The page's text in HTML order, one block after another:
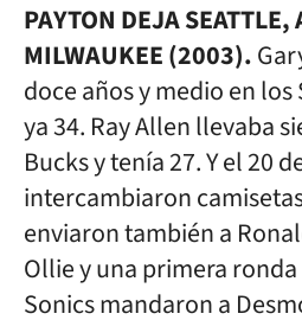
PAYTON DEJA SEATTLE,
MILWAUKEE (2003).
doce años y medio en
ya 34. Ray Allen llevaba
Bucks y tenía 27. Y el 20
intercambiaron
enviaron también a
Ollie y una primera
Sonics mandaron a